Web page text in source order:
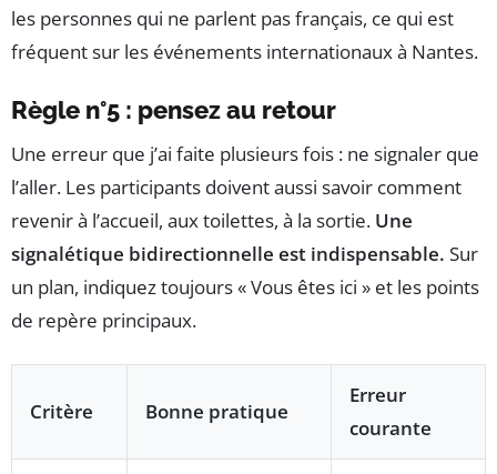
les personnes qui ne parlent pas français, ce qui est
fréquent sur les événements internationaux à Nantes.
Règle n°5 : pensez au retour
Une erreur que j’ai faite plusieurs fois : ne signaler que
l’aller. Les participants doivent aussi savoir comment
revenir à l’accueil, aux toilettes, à la sortie. Une
signalétique bidirectionnelle est indispensable. Sur
un plan, indiquez toujours « Vous êtes ici » et les points
de repère principaux.
Critère Bonne pratique
Erreur
courante